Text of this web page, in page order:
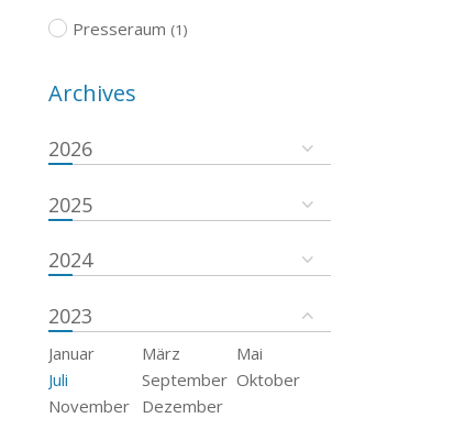
Presseraum (1)
Archives
2026
2025
2024
2023
Januar März
Mai
Juli
September Oktober
November
Dezember